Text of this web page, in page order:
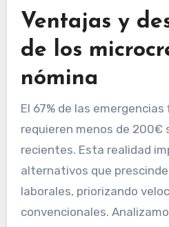
Ventajas y
de los
nómina
El 67% de las
requieren menos de 200€
recientes. Esta realidad
alternativos que
laborales, priorizando
convencionales.